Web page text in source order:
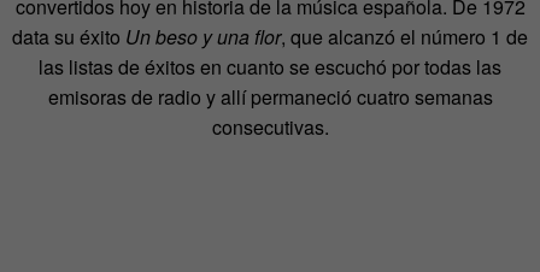
convertidos hoy en historia de la música española. De 1972
data su éxito Un beso y una flor, que alcanzó el número 1 de
las listas de éxitos en cuanto se escuchó por todas las
emisoras de radio y allí permaneció cuatro semanas
consecutivas.